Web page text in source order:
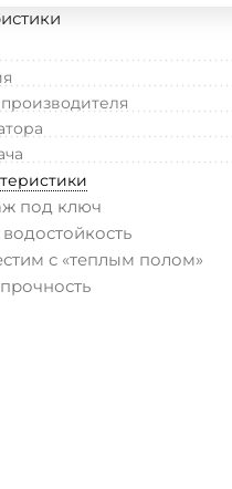
под ключ
водостойкость
с «теплым полом»